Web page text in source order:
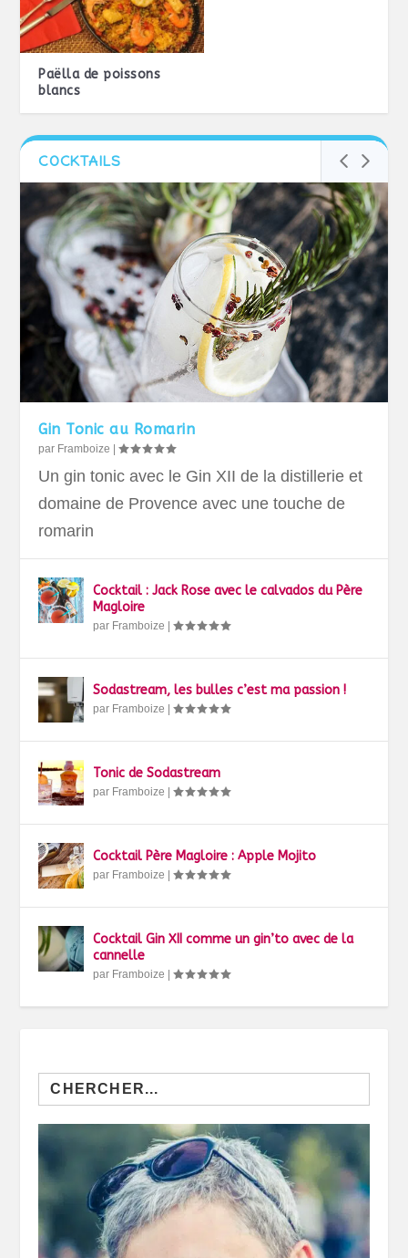
Paëlla de poissons
blancs
COCKTAILS
Gin Tonic au Romarin
par Framboize |
Un gin tonic avec le Gin XII de la distillerie et
domaine de Provence avec une touche de
romarin
Cocktail : Jack Rose avec le calvados du Père
Magloire
par Framboize |
Sodastream, les bulles c’est ma passion !
par Framboize |
Tonic de Sodastream
par Framboize |
Cocktail Père Magloire : Apple Mojito
par Framboize |
Cocktail Gin XII comme un gin’to avec de la
cannelle
par Framboize |
Search
for: